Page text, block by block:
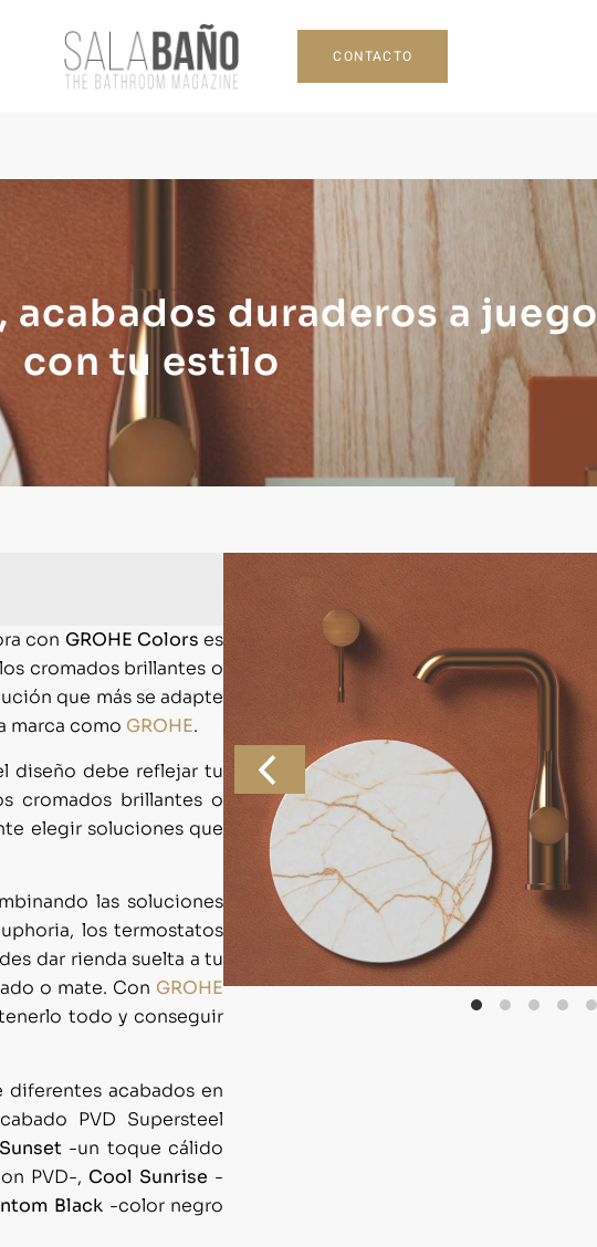
CONTACTO
acabados duraderos a juego
con tu estilo
con GROHE Colors es
cromados brillantes o
que más se adapte
marca como GROHE.
diseño debe reflejar tu
cromados brillantes o
elegir soluciones que
las soluciones
los termostatos
dar rienda suelta a tu
o mate. Con GROHE
todo y conseguir
diferentes acabados en
PVD Supersteel
-un toque cálido
PVD-, Cool Sunrise -
Black-color negro